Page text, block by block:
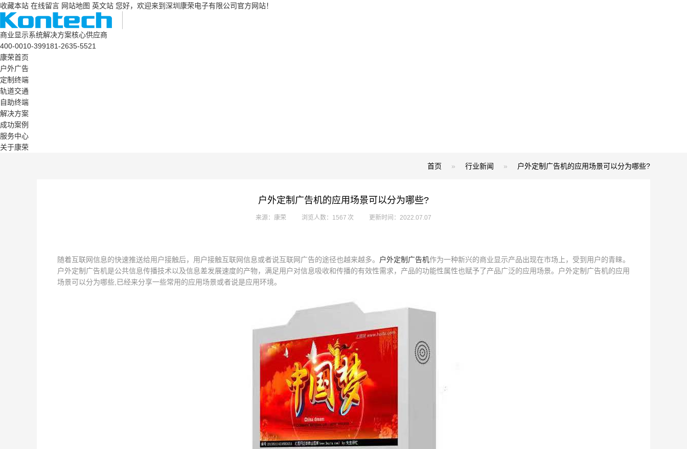
收藏本站 在线留言 网站地图 英文站 您好，欢迎来到深圳康荣电子有限公司官方网站！
商业显示系统解决方案核心供应商
400-0010-399181-2635-5521
康荣首页
户外广告
定制终端
轨道交通
自助终端
解决方案
成功案例
服务中心
关于康荣
首页 » 行业新闻 » 户外定制广告机的应用场景可以分为哪些?
户外定制广告机的应用场景可以分为哪些?
来源：康荣 浏览人数：1567 次 更新时间：2022.07.07
随着互联网信息的快速推送给用户接触后，用户接触互联网信息或者说互联网广告的途径也越来越多。 户外定制广告机作为一种新兴的商业显示产品出现在市场上，受到用户的青睐。
户外定制广告机是公共信息传播技术以及信息差发展速度的产物，满足用户对信息吸收和传播的有效性需求，产品的功能性属性也赋予了产品广泛的应用场景。户外定制广告机的应用
场景可以分为哪些,已经来分享一些常用的应用场景或者说是应用环境。